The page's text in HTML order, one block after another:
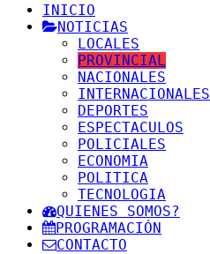
INICIO
NOTICIAS
LOCALES
PROVINCIAL
NACIONALES
INTERNACIONALES
DEPORTES
ESPECTACULOS
POLICIALES
ECONOMIA
POLITICA
TECNOLOGIA
QUIENES SOMOS?
PROGRAMACIÓN
CONTACTO